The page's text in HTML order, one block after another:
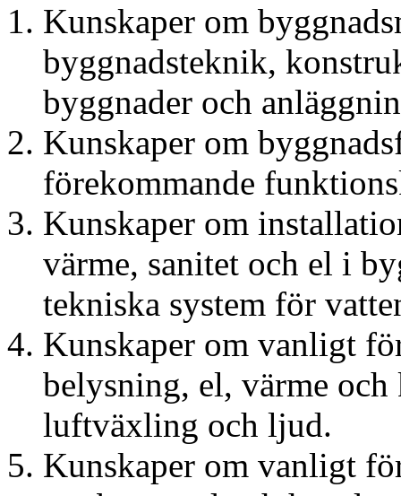
Kunskaper om
byggnadsteknik,
byggnader och
Kunskaper om
förekommande
Kunskaper om
värme, sanitet och el i
tekniska system för
Kunskaper om vanligt
belysning, el, värme
luftväxling och ljud.
Kunskaper om vanligt